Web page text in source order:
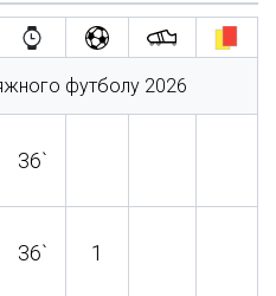
футболу 2026
36`
36` 1